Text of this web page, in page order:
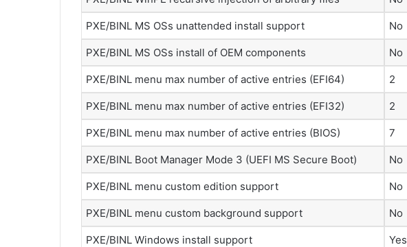
PXE/BINL MS OSs unattended install support No
PXE/BINL MS OSs install of OEM components No
PXE/BINL menu max number of active entries (EFI64) 2
PXE/BINL menu max number of active entries (EFI32) 2
PXE/BINL menu max number of active entries (BIOS) 7
PXE/BINL Boot Manager Mode 3 (UEFI MS Secure Boot) No
PXE/BINL menu custom edition support No
PXE/BINL menu custom background support No
PXE/BINL Windows install support Yes